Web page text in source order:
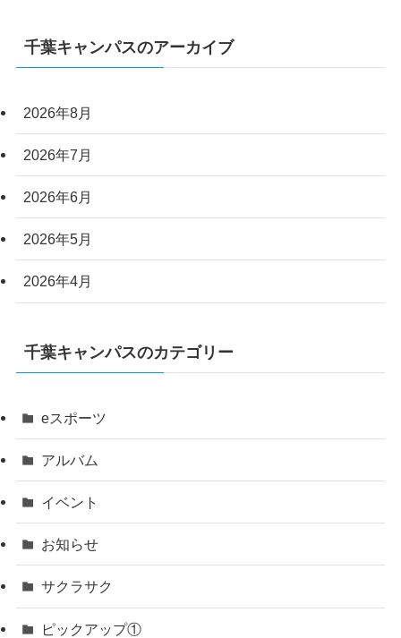
千葉キャンパスのアーカイブ
2026年8月
2026年7月
2026年6月
2026年5月
2026年4月
千葉キャンパスのカテゴリー
eスポーツ
アルバム
イベント
お知らせ
サクラサク
ピックアップ①